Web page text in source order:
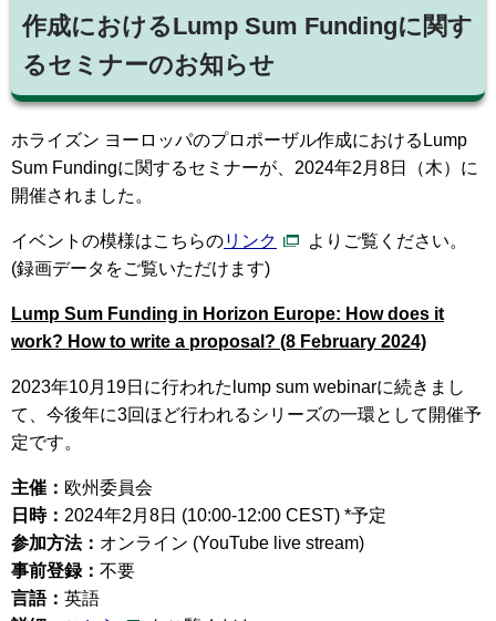
作成におけるLump Sum Fundingに関す
るセミナーのお知らせ
ホライズン ヨーロッパのプロポーザル作成におけるLump
Sum Fundingに関するセミナーが、 2024年2月8日（木）に
開催されました。
イベントの模様はこちらのリンク
よりご覧ください。
(録画データをご覧いただけます)
Lump Sum Funding in Horizon Europe: How does it
work? How to write a proposal? (8 February 2024)
2023年10月19日に行われたlump sum webinarに続きまし
て、今後年に3回ほど行われるシリーズの一環として開催予
定です。
主催： 欧州委員会
日時： 2024年2月8日 (10:00-12:00 CEST) *予定
参加方法： オンライン (YouTube live stream)
事前登録： 不要
言語： 英語